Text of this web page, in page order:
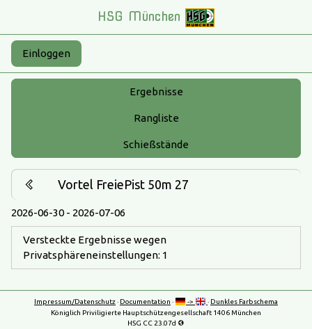
HSG München
Einloggen
Ergebnisse
Rangliste
Schießstände
Vortel FreiePist 50m 27
2026-06-30 - 2026-07-06
Versteckte Ergebnisse wegen
Privatsphäreneinstellungen: 1
Impressum/Datenschutz· Documentation · -> · Dunkles Farbschema
Königlich Priviligierte Hauptschützengesellschaft 1406 München
HSG CC 23.07d